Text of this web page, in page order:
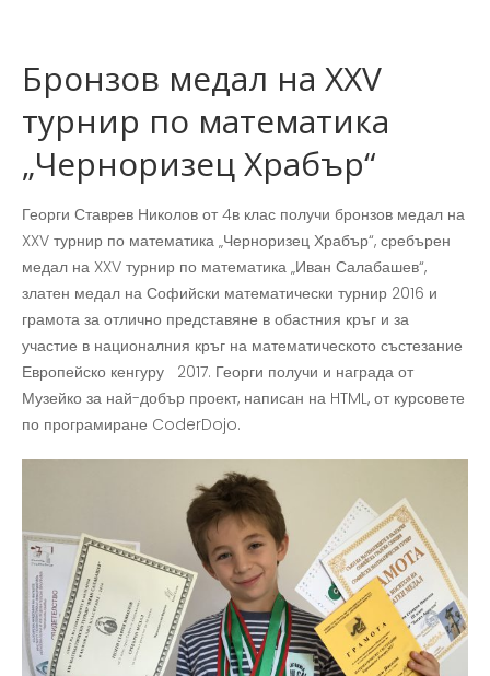
Бронзов медал на XXV
турнир по математика
„Черноризец Храбър“
Георги Ставрев Николов от 4в клас получи бронзов медал на
XXV турнир по математика „Черноризец Храбър“, сребърен
медал на XXV турнир по математика „Иван Салабашев“,
златен медал на Софийски математически турнир 2016 и
грамота за отлично представяне в обастния кръг и за
участие в националния кръг на математическото състезание
Европейско кенгуру 2017. Георги получи и награда от
Музейко за най-добър проект, написан на HTML, от курсовете
по програмиране CoderDojo.